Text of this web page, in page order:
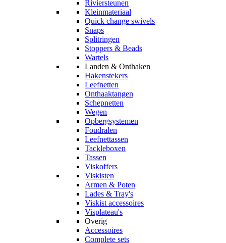
Riviersteunen
Kleinmateriaal
Quick change swivels
Snaps
Splitringen
Stoppers & Beads
Wartels
Landen & Onthaken
Hakenstekers
Leefnetten
Onthaaktangen
Schepnetten
Wegen
Opbergsystemen
Foudralen
Leefnettassen
Tackleboxen
Tassen
Viskoffers
Viskisten
Armen & Poten
Lades & Tray's
Viskist accessoires
Visplateau's
Overig
Accessoires
Complete sets